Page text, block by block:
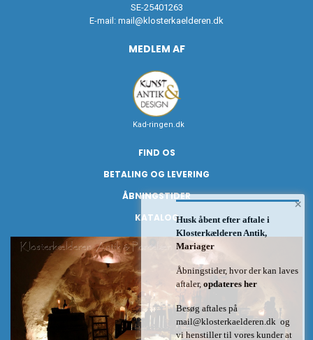
SE-25401263
E-mail: mail@klosterkaelderen.dk
MEDLEM AF
Kad-ringen.dk
FIND OS
BETALING OG LEVERING
ÅBNINGSTIDER
KATALOG
×
Husk åbent efter aftale i
Klosterkælderen Antik,
Mariager
Åbningstider, hvor der kan laves
aftaler, opdateres her
Besøg aftales på
mail@klosterkaelderen.dk og
vi henstiller til vores kunder at